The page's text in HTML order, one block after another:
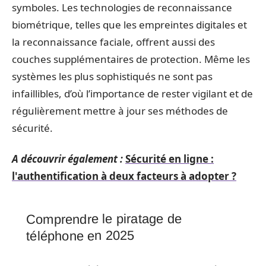
symboles. Les technologies de reconnaissance
biométrique, telles que les empreintes digitales et
la reconnaissance faciale, offrent aussi des
couches supplémentaires de protection. Même les
systèmes les plus sophistiqués ne sont pas
infaillibles, d’où l’importance de rester vigilant et de
régulièrement mettre à jour ses méthodes de
sécurité.
A découvrir également :Sécurité en ligne :
l'authentification à deux facteurs à adopter ?
Comprendre le piratage de
téléphone en 2025